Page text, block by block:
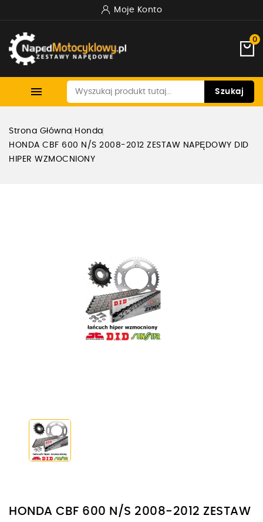
Moje Konto
0
 Szukaj
Strona Główna Honda
HONDA CBF 600 N/S 2008-2012 ZESTAW NAPĘDOWY DID
HIPER WZMOCNIONY
HONDA CBF 600 N/S 2008-2012 ZESTAW